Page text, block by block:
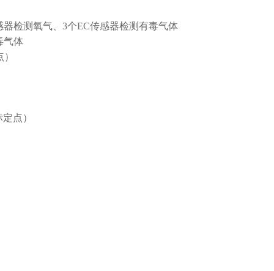
器检测氧气、 3个EC传感器检测有毒气体
气体
）
定点）